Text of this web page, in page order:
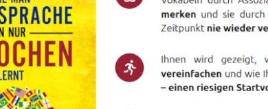
Jordanisch für
Langzeitgedächtnis-
Jordanisch lernen auf PC
NUR 49.95 €